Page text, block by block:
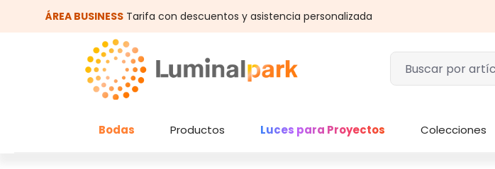
al contenido principal
Saltar a la búsqueda
ÁREA BUSINESS Tarifa con descuentos y asistencia personalizada
Bodas Productos Luces para Proyectos Colecciones